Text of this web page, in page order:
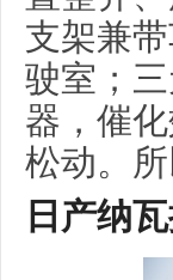
支架兼
驶室；
器，催
松动。
日产纳